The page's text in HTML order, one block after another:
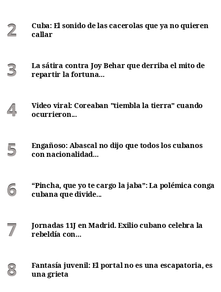
Cuba: El sonido de las cacerolas que ya no quieren
callar
La sátira contra Joy Behar que derriba el mito de
repartir la fortuna...
Video viral: Coreaban "tiembla la tierra" cuando
ocurrieron...
Engañoso: Abascal no dijo que todos los cubanos
con nacionalidad...
“Pincha, que yo te cargo la jaba”: La polémica conga
cubana que divide...
Jornadas 11J en Madrid. Exilio cubano celebra la
rebeldía con...
Fantasía juvenil: El portal no es una escapatoria, es
una grieta